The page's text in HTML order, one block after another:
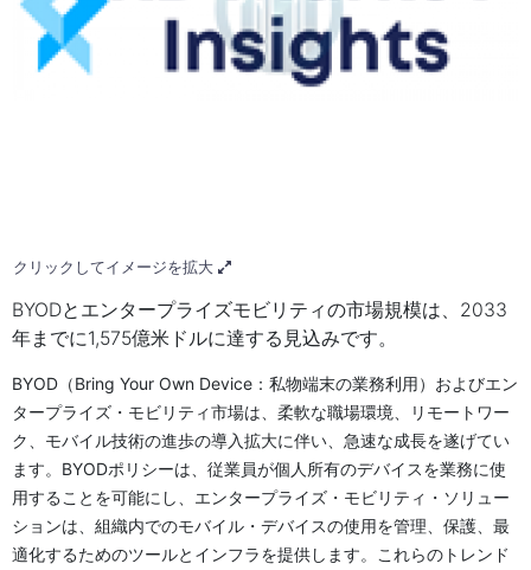
クリックしてイメージを拡大
BYODとエンタープライズモビリティの市場規模は、2033
年までに1,575億米ドルに達する見込みです。
BYOD（Bring Your Own Device：私物端末の業務利用）およびエン
タープライズ・モビリティ市場は、柔軟な職場環境、リモートワー
ク、モバイル技術の進歩の導入拡大に伴い、急速な成長を遂げてい
ます。BYODポリシーは、従業員が個人所有のデバイスを業務に使
用することを可能にし、エンタープライズ・モビリティ・ソリュー
ションは、組織内でのモバイル・デバイスの使用を管理、保護、最
適化するためのツールとインフラを提供します。これらのトレンド